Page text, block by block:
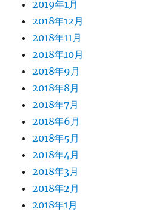
2019年1月
2018年12月
2018年11月
2018年10月
2018年9月
2018年8月
2018年7月
2018年6月
2018年5月
2018年4月
2018年3月
2018年2月
2018年1月